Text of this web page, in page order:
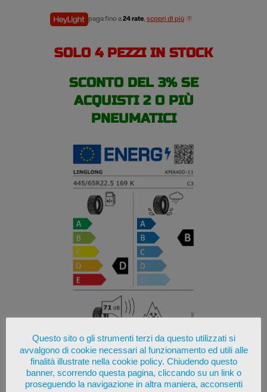
paga fino a24 rate, scopri di più
SOLO 4 PEZZI IN STOCK
SCONTO DEL 3% SE
ACQUISTI 2 O PIÙ
PNEUMATICI
Altezza 65
Carico 169K
Questo sito o gli strumenti terzi da questo utilizzati si
avvalgono di cookie necessari al funzionamento ed utili alle
finalità illustrate nella cookie policy. Chiudendo questo
banner, scorrendo questa pagina, cliccando su un link o
proseguendo la navigazione in altra maniera, acconsenti